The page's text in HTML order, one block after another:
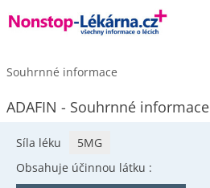
Souhrnné informace
ADAFIN - Souhrnné informace
Síla léku
5MG
Obsahuje účinnou látku :